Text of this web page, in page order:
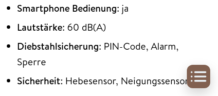
Smartphone Bedienung: ja
Lautstärke: 60 dB(A)
Diebstahlsicherung: PIN-Code, Alarm,
Sperre
Sicherheit: Hebesensor, Neigungssensor